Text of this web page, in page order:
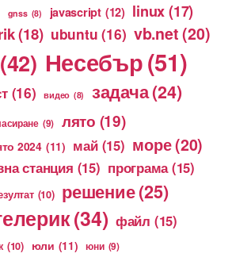
gnss (8) javascript (12) linux(17)
(18) ubuntu (16) vb.net(20)
(42) Несебър(51)
(16) видео (8) задача(24)
(9) лято (19)
2024 (11) май (15) море(20)
станция (15) програма (15)
(10) решение(25)
(34) файл (15)
(10) юли (11) юни (9)